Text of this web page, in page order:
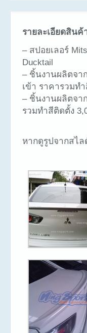
รายละเอียดสินค้
– สปอยเลอร์
Ducktail
– ชิ้นงานผลิตจา
เข้า ราคารวมท
– ชิ้นงานผลิตจา
รวมทำสีติดตั้ง
หากดูรูปจากสไล